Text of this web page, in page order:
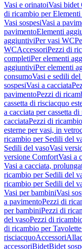
Vasi e orinatoiVasi bidet
di ricambio per
Vasi sospesiVasi a
pavimentoElementi
aggiuntiviPer vasi WC
WCAccessoriPezzi di
completiPer elementi
aggiuntiviPer elementi
consumoVasi e sedili del
sospesiVasi a cacciata
pavimentoPezzi di
cassetta di risciacquo
a cacciata per cassetta
cacciataPezzi di
esterne per vasi, in
ricambio per Sedili del
Sedili del vasoVasi
versione ComfortVasi a
Vasi a cacciata,
ricambio per Sedili del
ricambio per Sedili del
Vasi per bambiniVasi
a pavimentoPezzi di
per bambiniPezzi di
del vasoPezzi di
di ricambio per
risciacquoAccessori
accessoriBidetBidet